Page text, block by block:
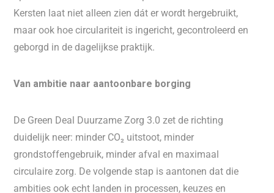
Kersten laat niet alleen zien dát er wordt hergebruikt,
maar ook hoe circulariteit is ingericht, gecontroleerd en
geborgd in de dagelijkse praktijk.
Van ambitie naar aantoonbare borging
De Green Deal Duurzame Zorg 3.0 zet de richting
duidelijk neer: minder CO₂ uitstoot, minder
grondstoffengebruik, minder afval en maximaal
circulaire zorg. De volgende stap is aantonen dat die
ambities ook echt landen in processen, keuzes en